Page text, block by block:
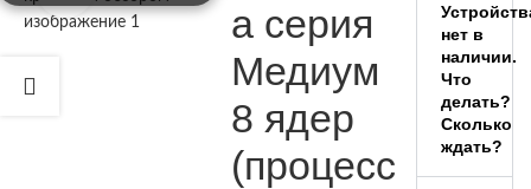
а серия
Медиум
8 ядер
(процесс
нет в
наличии.
Что
делать?
Сколько
ждать?